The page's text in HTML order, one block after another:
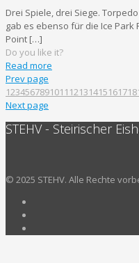
Drei Spiele, drei Siege.
gab es ebenso für die Ice Park
Point […]
Do you like it?
Read more
Prev page
1234567891011 12131415161718
Next page
STEHV - Steirischer
© 2025 STEHV. Alle Rechte